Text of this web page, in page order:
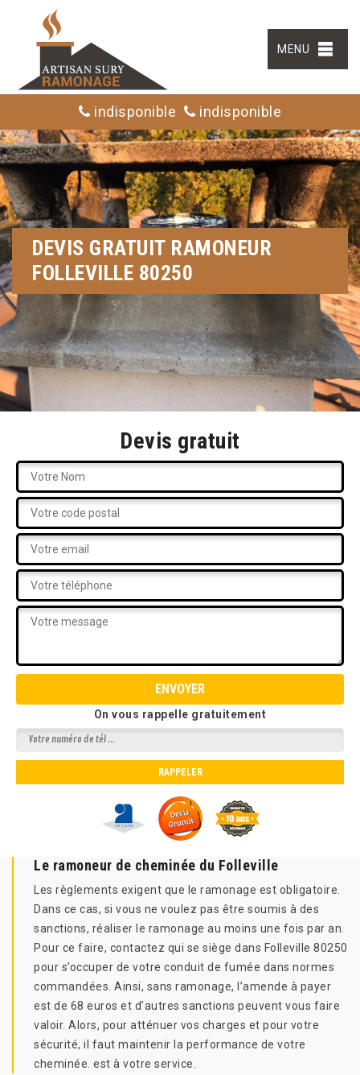
MENU
indisponible indisponible
DEVIS GRATUIT RAMONEUR
FOLLEVILLE 80250
Devis gratuit
On vous rappelle gratuitement
Le ramoneur de cheminée du Folleville
Les règlements exigent que le ramonage est obligatoire.
Dans ce cas, si vous ne voulez pas être soumis à des
sanctions, réaliser le ramonage au moins une fois par an.
Pour ce faire, contactez qui se siège dans Folleville 80250
pour s’occuper de votre conduit de fumée dans normes
commandées. Ainsi, sans ramonage, l’amende à payer
est de 68 euros et d’autres sanctions peuvent vous faire
valoir. Alors, pour atténuer vos charges et pour votre
sécurité, il faut maintenir la performance de votre
cheminée. est à votre service.